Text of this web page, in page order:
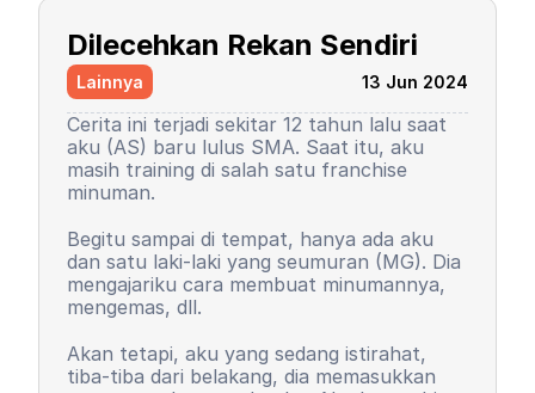
ada petir menyambar saya. Entah kenapa,
sampai saat ini pun saya tidak tahu
alasannya, yang pasti rasanya tidak
nyaman.
peraih ranking 1. Ranking saya turun, tapi
masih 3 besar. Begitu pula rasa percaya diri
saya. Saya mulai menutup diri, takut salah,
seringkali berasumsi negatif atas perilaku
teman-teman saya. Seorang teman lelaki
sempat mengucapkan sebuah kalimat yang
sampai sekarang bahkan hingga ajal
menjemput terpatri di ingatan saya. Saya
tersebut tidak pantas dan saya baru
paham saat di asrama. Dia bilang, “Wuuu!
Kamu tuh nggak punya harga diri!”
Bayangkan, siswa sekolah dasar zaman itu
kepada siapa pun, kami setelahnya juga
tetap berteman, tetap menjadi duo rival
Kemudian orangtua saya memutuskan
untuk menyekolahkan saya di asrama.
Saya memutuskan untuk mengubah
mengerti dan paham arti bullying. Saya
baru sadar, ternyata dulu saya orang yang
Dilecehkan Rekan Sendiri
Lainnya 13 Jun 2024
Cerita ini terjadi sekitar 12 tahun lalu saat
aku (AS) baru lulus SMA. Saat itu, aku
masih training di salah satu franchise
minuman.
Begitu sampai di tempat, hanya ada aku
dan satu laki-laki yang seumuran (MG). Dia
mengajariku cara membuat minumannya,
mengemas, dll.
Akan tetapi, aku yang sedang istirahat,
tiba-tiba dari belakang, dia memasukkan